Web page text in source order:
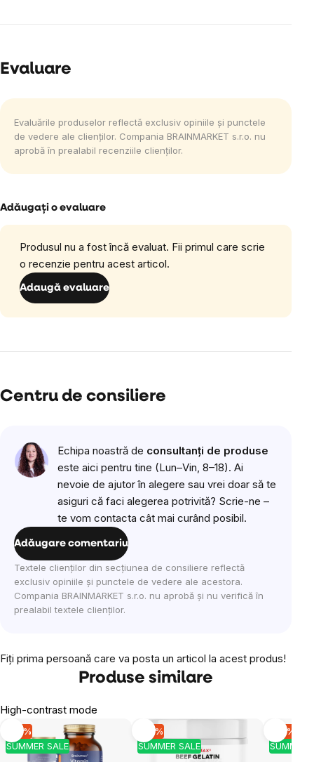
Evaluare
Evaluările produselor reflectă exclusiv opiniile și punctele
de vedere ale clienților. Compania BRAINMARKET s.r.o. nu
aprobă în prealabil recenziile clienților.
Adăugaţi o evaluare
Produsul nu a fost încă evaluat. Fii primul care scrie
o recenzie pentru acest articol.
Adaugă evaluare
Centru de consiliere
Echipa noastră de consultanți de produse
este aici pentru tine (Lun–Vin, 8–18). Ai
nevoie de ajutor în alegere sau vrei doar să te
asiguri că faci alegerea potrivită? Scrie-ne –
te vom contacta cât mai curând posibil.
Adăugare comentariu
Textele clienților din secțiunea de consiliere reflectă
exclusiv opiniile și punctele de vedere ale acestora.
Compania BRAINMARKET s.r.o. nu aprobă și nu verifică în
prealabil textele clienților.
Fiţi prima persoană care va posta un articol la acest produs!
Produse similare
High-contrast mode
SUMMER SALE
-10 %
SUMMER SALE
-10 %
SUMMER
-10 %